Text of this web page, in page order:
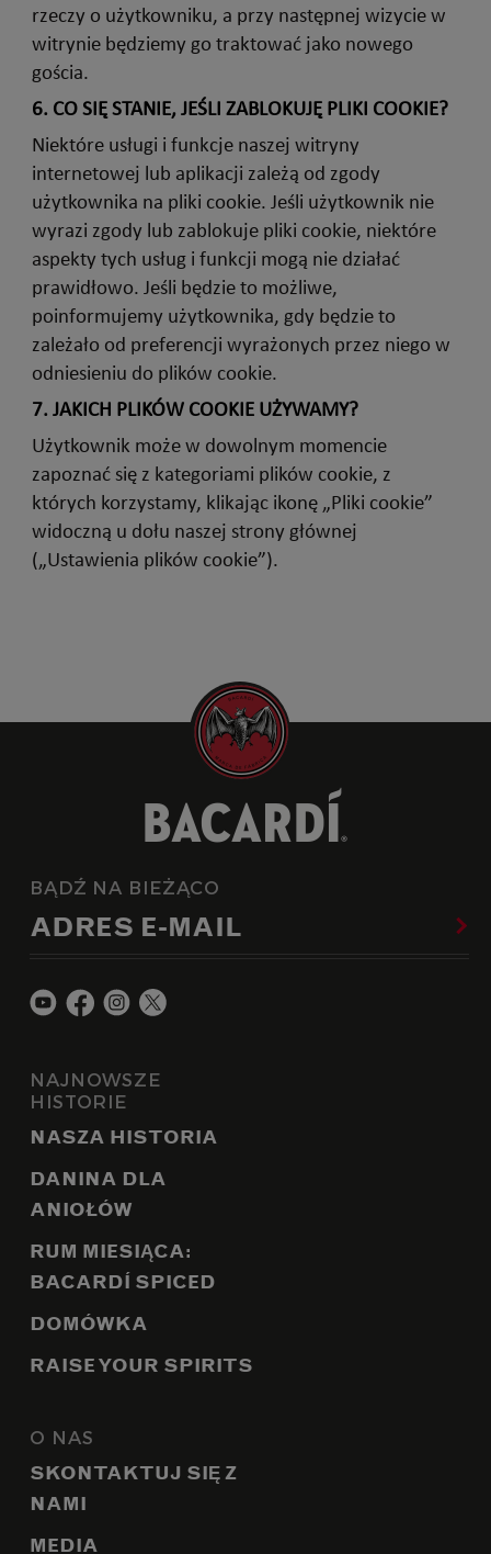
rzeczy o użytkowniku, a przy następnej wizycie w
witrynie będziemy go traktować jako nowego
gościa.
6. CO SIĘ STANIE, JEŚLI ZABLOKUJĘ PLIKI COOKIE?
Niektóre usługi i funkcje naszej witryny
internetowej lub aplikacji zależą od zgody
użytkownika na pliki cookie. Jeśli użytkownik nie
wyrazi zgody lub zablokuje pliki cookie, niektóre
aspekty tych usług i funkcji mogą nie działać
prawidłowo. Jeśli będzie to możliwe,
poinformujemy użytkownika, gdy będzie to
zależało od preferencji wyrażonych przez niego w
odniesieniu do plików cookie.
7. JAKICH PLIKÓW COOKIE UŻYWAMY?
Użytkownik może w dowolnym momencie
zapoznać się z kategoriami plików cookie, z
których korzystamy, klikając ikonę „Pliki cookie”
widoczną u dołu naszej strony głównej
(„Ustawienia plików cookie”).
BĄDŹ NA BIEŻĄCO
ADRES E-MAIL
NAJNOWSZE
HISTORIE
NASZA HISTORIA
DANINA DLA
ANIOŁÓW
RUM MIESIĄCA:
BACARDÍ SPICED
DOMÓWKA
RAISE YOUR SPIRITS
O NAS
SKONTAKTUJ SIĘ Z
NAMI
MEDIA